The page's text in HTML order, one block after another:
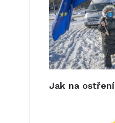
Jak na ostření